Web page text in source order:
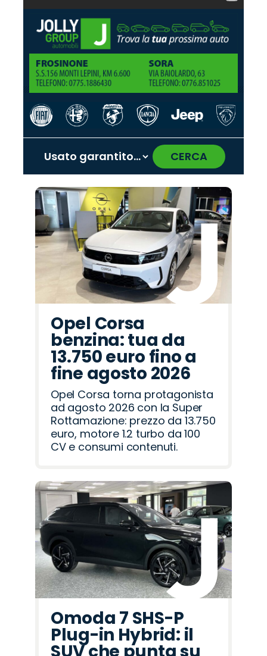
CERCA
Promo
Omoda
Promo
Jaecoo
Promo
Cupra
Promo
Hyundai
Promo
Mazda
Promo
Opel
Promo
Peugeot
Promo
Lancia
Promo
Abarth
Promo
Fiat
Promo
Land
Rover
Promo
Jeep
Promo
Seat
Promo
Alfa
Romeo
Promo
Citroën
‹ ›
Opel Corsa
benzina: tua da
13.750 euro fino a
fine agosto 2026
Opel Corsa torna protagonista
ad agosto 2026 con la Super
Rottamazione: prezzo da 13.750
euro, motore 1.2 turbo da 100
CV e consumi contenuti.
Omoda 7 SHS-P
Plug-in Hybrid: il